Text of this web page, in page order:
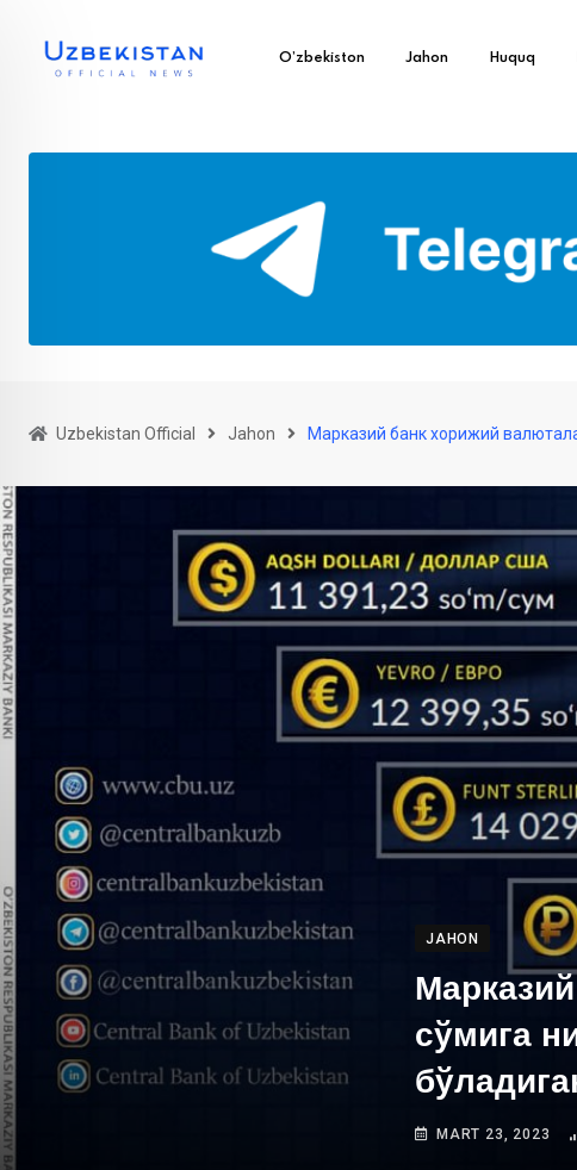
O’zbekiston Jahon Huquq
Uzbekistan Official Jahon Марказий банк хорижий
JAHON
сўмига
MART 23, 2023